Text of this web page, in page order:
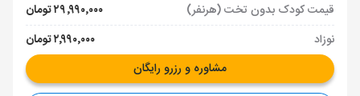
قیمت کودک بدون تخت (هرنفر)
۲۹٬۹۹۰٬۰۰۰ تومان
نوزاد
۲٬۹۹۰٬۰۰۰ تومان
مشاوره و رزرو رایگان